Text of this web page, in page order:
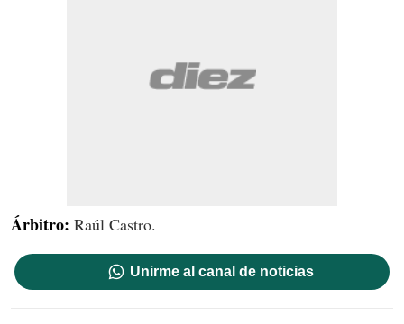
Árbitro: Raúl Castro.
Unirme al canal de noticias